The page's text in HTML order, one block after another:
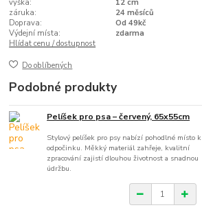
výška:
12 cm
záruka:
24 měsíců
Doprava:
Od 49kč
Výdejní místa:
zdarma
Hlídat cenu / dostupnost
Do oblíbených
Podobné produkty
Pelíšek pro psa – červený, 65x55cm
Stylový pelíšek pro psy nabízí pohodlné místo k
odpočinku. Měkký materiál zahřeje, kvalitní
zpracování zajistí dlouhou životnost a snadnou
údržbu.